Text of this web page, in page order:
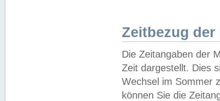
Zeitbezug der
Die Zeitangaben der
Zeit dargestellt. Dies
Wechsel im Sommer
können Sie die